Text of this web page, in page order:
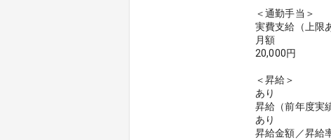
＜通勤手当＞
実費支給（上限
月額
20,000円
＜昇給＞
あり
昇給（前年度実
あり
昇給金額／昇給